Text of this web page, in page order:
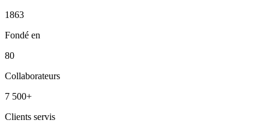
1863
Fondé en
80
Collaborateurs
7 500+
Clients servis